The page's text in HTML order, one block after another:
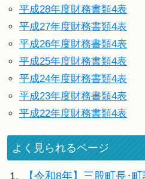
平成28年度財務書類4表
平成27年度財務書類4表
平成26年度財務書類4表
平成25年度財務書類4表
平成24年度財務書類4表
平成23年度財務書類4表
平成22年度財務書類4表
よく見られるページ
1.
【令和8年】三股町長･